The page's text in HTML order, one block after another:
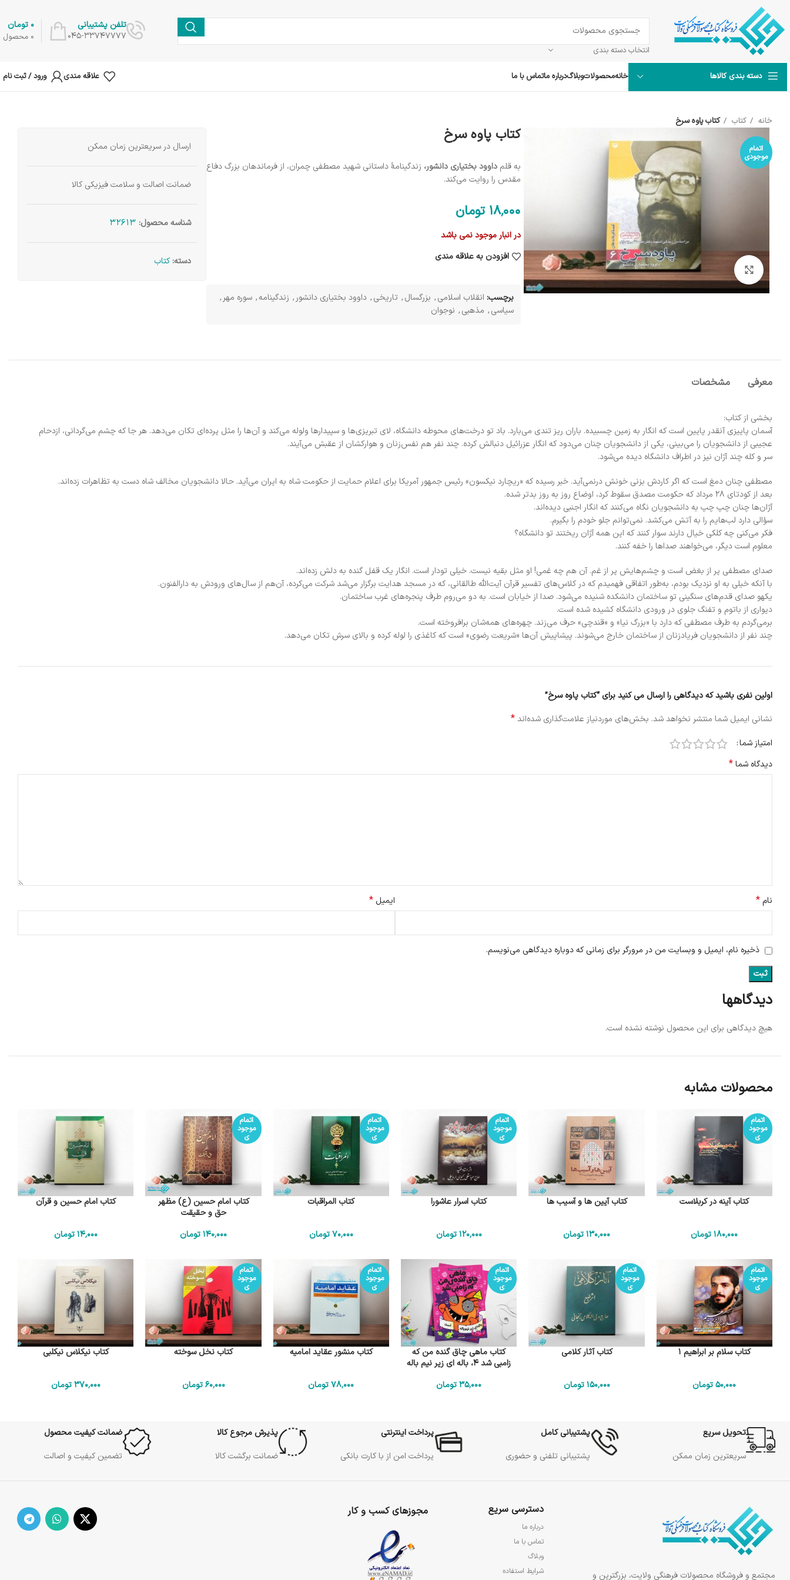
انتخاب دسته بندی
تلفن پشتیبانی
045-33747777
0 محصول
0 تومان
دسته بندی کالاها خانهمحصولاتوبلاگدرباره ماتماس با ما علاقه مندی ورود / ثبت نام
خانه کتاب کتاب پاوه سرخ
اتمام
موجودی
بزرگنمایی تصویر
کتاب پاوه سرخ
به قلم داوود بختیاری دانشور، زندگینامۀ داستانی شهید مصطفی چمران، از فرماندهان بزرگ دفاع
مقدس را روایت می‌کند.
18٬000 تومان
در انبار موجود نمی باشد
افزودن به علاقه مندی
برچسب: انقلاب اسلامی, بزرگسال, تاریخی, داوود بختیاری دانشور , زندگینامه, سوره مهر ,
سیاسی, مذهبی, نوجوان
ارسال در سریعترین زمان ممکن
ضمانت اصالت و سلامت فیزیکی کالا
شناسه محصول: 32613
دسته: کتاب
معرفی مشخصات
بخشی از کتاب:
آسمان پاییزی آنقدر پایین است که انگار به زمین چسبیده. باران ریز تندی می‌بارد. باد تو درخت‌های محوطه دانشگاه، لای تبریزی‌ها و سپیدار‌ها ولوله می‌کند و آن‌ها را مثل پرده‌ای تکان می‌دهد. هر جا که چشم می‌گردانی، ازدحام
عجیبی از دانشجویان را می‌بینی، یکی از دانشجویان چنان می‌دود که انگار عزرائیل دنبالش کرده. چند نفر هم نفس‌زنان و هوارکشان از عقبش می‌آیند.
سر و کله چند آژان نیز در اطراف دانشگاه دیده می‌شود.
مصطفی چنان دمغ است که اگر کاردش بزنی خونش درنمی‌آید. خبر رسیده که «ریچارد نیکسون» رئیس جمهور آمریکا برای اعلام حمایت از حکومت شاه به ایران می‌آید. حالا دانشجویان مخالف شاه دست به تظاهرات زده‌اند.
بعد از کودتای 28 مرداد که حکومت مصدق سقوط کرد، اوضاع روز به روز بدتر شده.
آژان‌ها چنان چپ چپ به دانشجویان نگاه می‌کنند که انگار اجنبی دیده‌اند.
سؤالی دارد لب‌هایم را به آتش می‌کشد. نمی‌توانم جلو خودم را بگیرم.
فکر می‌کنی چه کلکی خیال دارند سوار کنند که این همه آژان ریختند تو دانشگاه؟
معلوم است دیگر، می‌خواهند صدا‌ها را خفه کنند.
صدای مصطفی پر از بغض است و چشم‌هایش پر از غم. آن هم چه غمی! او مثل بقیه نیست. خیلی تودار است. انگار یک قفل گنده به دلش زده‌اند.
با آنکه خیلی به او نزدیک بودم، به‌طور اتفاقی فهمیدم که در کلاس‌های تفسیر قرآن آیت‌الله طالقانی، که در مسجد هدایت برگزار می‌شد شرکت می‌کرده، آن‌هم از سال‌های ورودش به دارالفنون.
یکهو صدای قدم‌های سنگینی تو ساختمان دانشکده شنیده می‌شود. صدا از خیابان است. به دو می‌روم طرف پنجره‌های غرب ساختمان.
دیواری از باتوم و تفنگ جلوی در ورودی دانشگاه کشیده شده است.
برمی‌گردم به طرف مصطفی که دارد با «بزرگ نیا» و «قندچی» حرف می‌زند. چهره‌های همه‌شان برافروخته است.
چند نفر از دانشجویان فریادزنان از ساختمان خارج می‌شوند. پیشاپیش آن‌ها «شریعت رضوی» است که کاغذی را لوله کرده و بالای سرش تکان می‌دهد.
دیدگاهها
هیچ دیدگاهی برای این محصول نوشته نشده است.
اولین نفری باشید که دیدگاهی را ارسال می کنید برای “کتاب پاوه سرخ”
نشانی ایمیل شما منتشر نخواهد شد. بخش‌های موردنیاز علامت‌گذاری شده‌اند*
امتیاز شما
دیدگاه شما*
نام* ایمیل*
ذخیره نام، ایمیل و وبسایت من در مرورگر برای زمانی که دوباره دیدگاهی می‌نویسم.
محصولات مشابه
اتمام
موجود
ی
کتاب آینه در کربلاست
180٬000 تومان
کتاب آیین ها و آسیب ها
130٬000تومان
اتمام
موجود
ی
کتاب اسرار عاشورا
120٬000 تومان
اتمام
موجود
ی
کتاب المراقبات
70٬000تومان
اتمام
موجود
ی
کتاب امام حسین (ع) مظهر
حق و حقیقت
140٬000تومان
کتاب امام حسین و قرآن
14٬000 تومان
اتمام
موجود
ی
کتاب سلام بر ابراهیم 1
50٬000 تومان
اتمام
موجود
ی
کتاب آثار کلامی
150٬000 تومان
اتمام
موجود
ی
کتاب ماهی چاق گنده من که
زامبی شد 4، باله ای زیر نیم باله
35٬000تومان
اتمام
موجود
ی
کتاب منشور عقاید امامیه
78٬000 تومان
اتمام
موجود
ی
کتاب نخل سوخته
60٬000 تومان
کتاب نیکلاس نیکلبی
370٬000 تومان
تحویل سریع
سریعترین زمان ممکن
پشتیبانی کامل
پشتیبانی تلفنی و حضوری
پرداخت اینترنتی
پرداخت امن از با کارت بانکی
پذیرش مرجوع کالا
ضمانت برگشت کالا
ضمانت کیفیت محصول
تضمین کیفیت و اصالت
مجتمع و فروشگاه محصولات فرهنگی ولایت، بزرگترین و
دسترسی سریع
درباره ما
تماس با ما
وبلاگ
شرایط استفاده
مجوزهای کسب و کار